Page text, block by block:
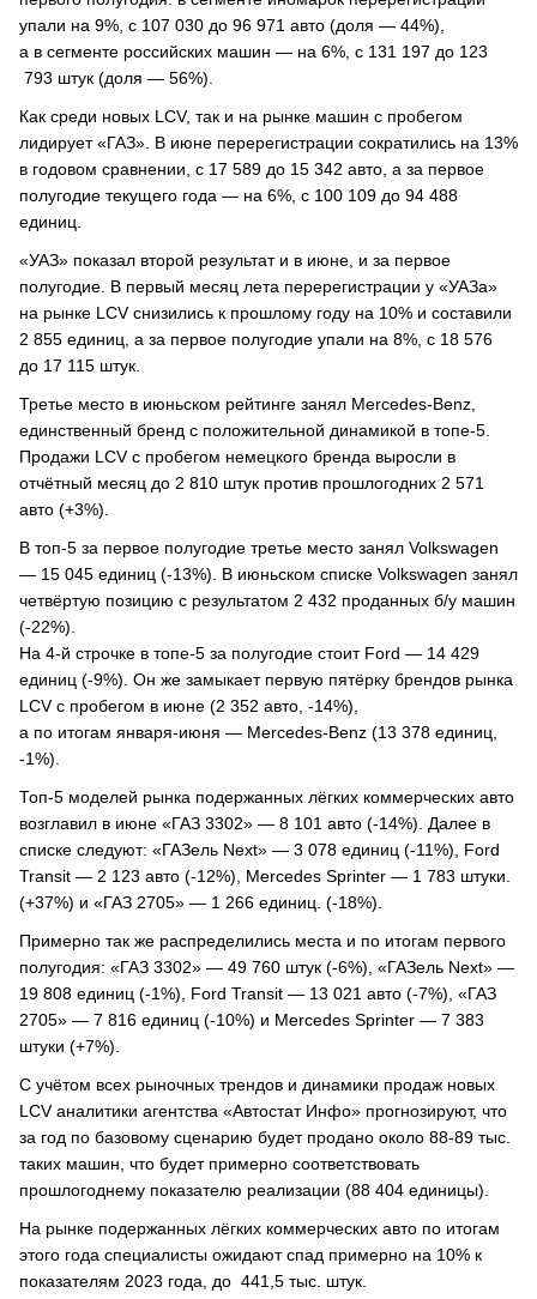
упали на 9%, с 107 030 до 96 971 авто (доля — 44%),
а в сегменте российских машин — на 6%, с 131 197 до 123
793 штук (доля — 56%).
Как среди новых LCV, так и на рынке машин с пробегом
лидирует «ГАЗ». В июне перерегистрации сократились на 13%
в годовом сравнении, с 17 589 до 15 342 авто, а за первое
полугодие текущего года — на 6%, с 100 109 до 94 488
единиц.
«УАЗ» показал второй результат и в июне, и за первое
полугодие. В первый месяц лета перерегистрации у «УАЗа»
на рынке LCV снизились к прошлому году на 10% и составили
2 855 единиц, а за первое полугодие упали на 8%, с 18 576
до 17 115 штук.
Третье место в июньском рейтинге занял Mercedes-Benz,
единственный бренд с положительной динамикой в топе-5.
Продажи LCV с пробегом немецкого бренда выросли в
отчётный месяц до 2 810 штук против прошлогодних 2 571
авто (+3%).
В топ-5 за первое полугодие третье место занял Volkswagen
— 15 045 единиц (-13%). В июньском списке Volkswagen занял
четвёртую позицию с результатом 2 432 проданных б/у машин
(-22%).
На 4-й строчке в топе-5 за полугодие стоит Ford — 14 429
единиц (-9%). Он же замыкает первую пятёрку брендов рынка
LCV с пробегом в июне (2 352 авто, -14%),
а по итогам января-июня — Mercedes-Benz (13 378 единиц,
-1%).
Топ-5 моделей рынка подержанных лёгких коммерческих авто
возглавил в июне «ГАЗ 3302» — 8 101 авто (-14%). Далее в
списке следуют: «ГАЗель Next» — 3 078 единиц (-11%), Ford
Transit — 2 123 авто (-12%), Mercedes Sprinter — 1 783 штуки.
(+37%) и «ГАЗ 2705» — 1 266 единиц. (-18%).
Примерно так же распределились места и по итогам первого
полугодия: «ГАЗ 3302» — 49 760 штук (-6%), «ГАЗель Next» —
19 808 единиц (-1%), Ford Transit — 13 021 авто (-7%), «ГАЗ
2705» — 7 816 единиц (-10%) и Mercedes Sprinter — 7 383
штуки (+7%).
С учётом всех рыночных трендов и динамики продаж новых
LCV аналитики агентства «Автостат Инфо» прогнозируют, что
за год по базовому сценарию будет продано около 88-89 тыс.
таких машин, что будет примерно соответствовать
прошлогоднему показателю реализации (88 404 единицы).
На рынке подержанных лёгких коммерческих авто по итогам
этого года специалисты ожидают спад примерно на 10% к
показателям 2023 года, до 441,5 тыс. штук.